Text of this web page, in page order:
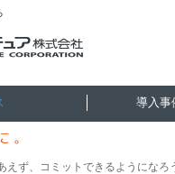
導入事
えず、コミットできるようになろ